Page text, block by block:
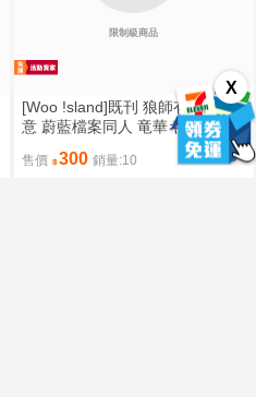
X
限制級商品
[Woo !sland]既刊 狼師有情妾有
意 蔚藍檔案同人 竜華キサキ 龍
售價 300 銷量:10